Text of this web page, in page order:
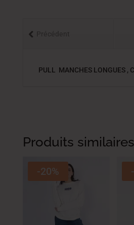
PULL MANCHES LONGUES ,
Produits similaires
-20%